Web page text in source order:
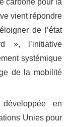
vient répondre
de l’état
», l’initiative
systémique
de la mobilité
en
Unies pour